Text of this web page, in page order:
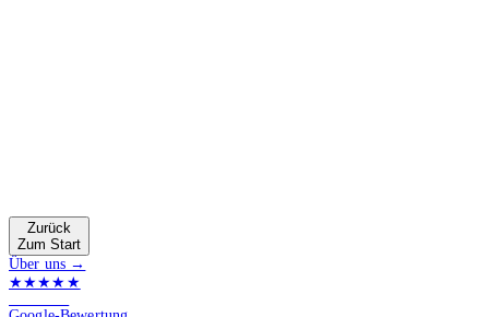
Zurück
Zum Start
Über uns →
★★★★★